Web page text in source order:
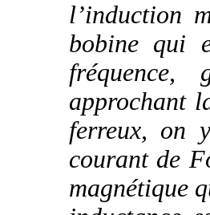
l’induction
bobine qui
fréquence,
approchant
ferreux, on
courant de
magnétique